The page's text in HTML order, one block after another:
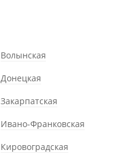
Волынская
Донецкая
Закарпатская
Ивано-Франковская
Кировоградская